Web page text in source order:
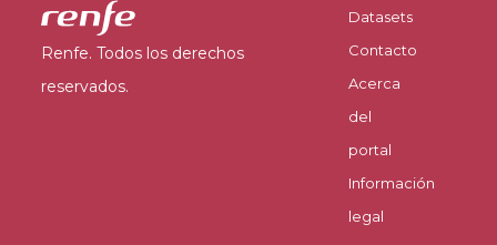
Renfe. Todos los derechos
reservados.
Datasets
Contacto
Acerca
del
portal
Información
legal